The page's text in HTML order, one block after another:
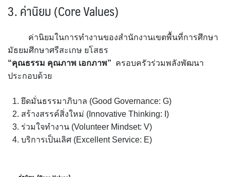
ปฏิทินการประชุม อ.ก.ค.ศ. เขตพื้นที่การศึกษามัธยมศึกษา
ศรีสะเกษ ยโสธร
หน่วยตรวจสอบภายใน
ระบบรายงานการลงเวลาปฏิบัติราชการ
3.ค่านิยม (Core Values)
ค่านิยมในการทำงานของสำนักงานเขตพื้นที่การศึกษา
มัธยมศึกษาศรีสะเกษ ยโสธร
“คุณธรรม คุณภาพ เอกภาพ” ครอบครัวร่วมพลังพัฒนา
ประกอบด้วย
ยึดมั่นธรรมาภิบาล (Good Governance: G)
สร้างสรรค์สิ่งใหม่ (Innovative Thinking: I)
ร่วมใจทำงาน (Volunteer Mindset: V)
บริการเป็นเลิศ (Excellent Service: E)